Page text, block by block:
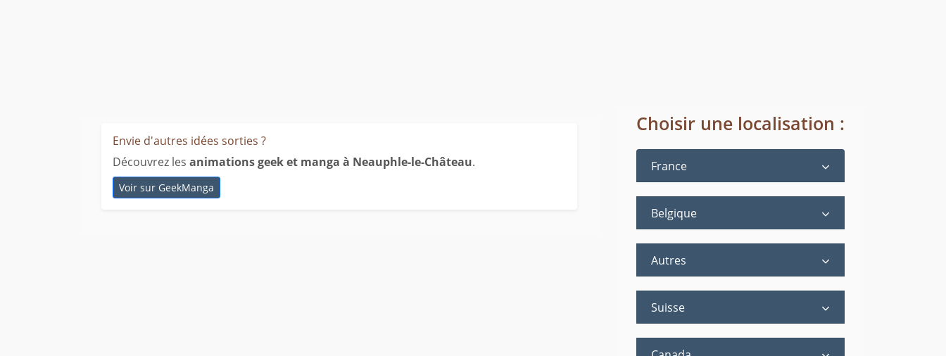
Envie d'autres idées sorties ?
Découvrez les animations geek et manga à Neauphle-le-Château.
Voir sur GeekManga
Choisir une localisation :
France
Belgique
Autres
Suisse